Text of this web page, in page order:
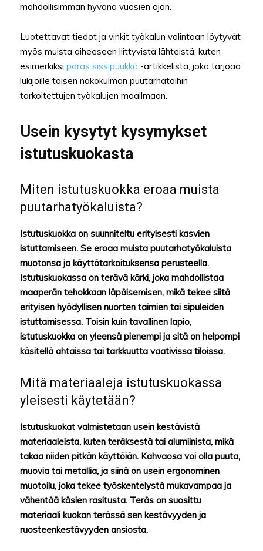
mahdollisimman hyvänä vuosien ajan.
Luotettavat tiedot ja vinkit työkalun valintaan löytyvät
myös muista aiheeseen liittyvistä lähteistä, kuten
esimerkiksi paras sissipuukko -artikkelista, joka tarjoaa
lukijoille toisen näkökulman puutarhatöihin
tarkoitettujen työkalujen maailmaan.
Usein kysytyt kysymykset
istutuskuokasta
Miten istutuskuokka eroaa muista
puutarhatyökaluista?
Istutuskuokka on suunniteltu erityisesti kasvien
istuttamiseen. Se eroaa muista puutarhatyökaluista
muotonsa ja käyttötarkoituksensa perusteella.
Istutuskuokassa on terävä kärki, joka mahdollistaa
maaperän tehokkaan läpäisemisen, mikä tekee siitä
erityisen hyödyllisen nuorten taimien tai sipuleiden
istuttamisessa. Toisin kuin tavallinen lapio,
istutuskuokka on yleensä pienempi ja sitä on helpompi
käsitellä ahtaissa tai tarkkuutta vaativissa tiloissa.
Mitä materiaaleja istutuskuokassa
yleisesti käytetään?
Istutuskuokat valmistetaan usein kestävistä
materiaaleista, kuten teräksestä tai alumiinista, mikä
takaa niiden pitkän käyttöiän. Kahvaosa voi olla puuta,
muovia tai metallia, ja siinä on usein ergonominen
muotoilu, joka tekee työskentelystä mukavampaa ja
vähentää käsien rasitusta. Teräs on suosittu
materiaali kuokan terässä sen kestävyyden ja
ruosteenkestävyyden ansiosta.